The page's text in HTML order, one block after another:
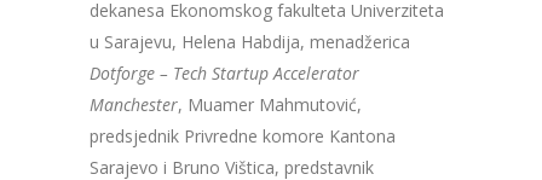
dekanesa Ekonomskog fakulteta Univerziteta
u Sarajevu, Helena Habdija, menadžerica
Dotforge – Tech Startup Accelerator
Manchester, Muamer Mahmutović,
predsjednik Privredne komore Kantona
Sarajevo i Bruno Vištica, predstavnik